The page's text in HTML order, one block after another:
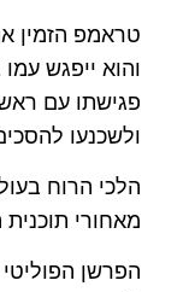
טראמפ הזמין
פגישתו עם
ולשכנעו
הלכי הרוח
מאחורי
הפרשן